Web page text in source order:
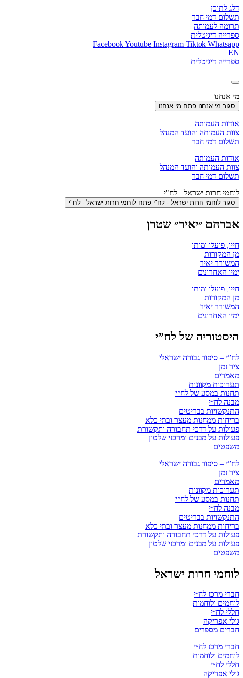
דלג לתוכן
תשלום דמי חבר
תרומה לעמותה
ספרייה דיגיטלית
FacebookYoutube Instagram Tiktok Whatsapp
EN
ספרייה דיגיטלית
מי אנחנו
סגור מי אנחנו פתח מי אנחנו
אודות העמותה
צוות העמותה והועד המנהל
תשלום דמי חבר
אודות העמותה
צוות העמותה והועד המנהל
תשלום דמי חבר
לוחמי חרות ישראל - לח"י
סגור לוחמי חרות ישראל - לח"י פתח לוחמי חרות ישראל - לח"י
אברהם ״יאיר״ שטרן
חייו, פועלו ומותו
מן המקורות
המשורר יאיר
ימיו האחרונים
חייו, פועלו ומותו
מן המקורות
המשורר יאיר
ימיו האחרונים
היסטוריה של לח”י
לח”י – סיפור גבורה ישראלי
ציר זמן
מאמרים
תערוכות מקוונות
תחנות במסע של לח״י
מבנה לח״י
התנקשויות בבריטים
בריחות ממחנות מעצר ובתי כלא
פעולות על דרכי תחבורה ותקשורת
פעולות על מבנים ומרכזי שלטון
משפטים
לח”י – סיפור גבורה ישראלי
ציר זמן
מאמרים
תערוכות מקוונות
תחנות במסע של לח״י
מבנה לח״י
התנקשויות בבריטים
בריחות ממחנות מעצר ובתי כלא
פעולות על דרכי תחבורה ותקשורת
פעולות על מבנים ומרכזי שלטון
משפטים
לוחמי חרות ישראל
חברי מרכז לח״י
לוחמים ולוחמות
חללי לח״י
גולי אפריקה
חברים מספרים
חברי מרכז לח״י
לוחמים ולוחמות
חללי לח״י
גולי אפריקה